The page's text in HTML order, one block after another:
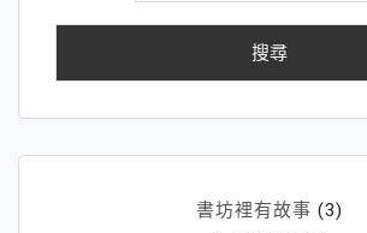
Ⅰ
關
書坊裡有故事 (3)